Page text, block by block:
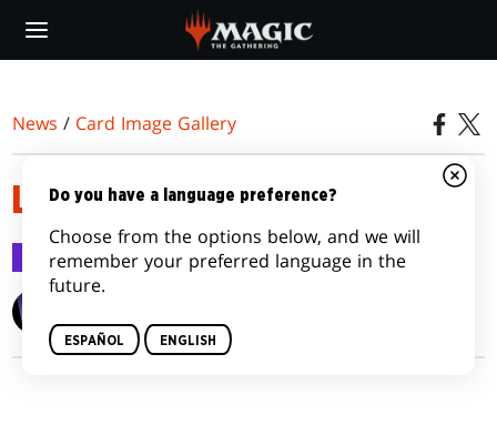
main
News / Card Image Gallery
LUNA DE HORRORES
Card Image Gallery 8 jul 2016
Do you have a language preference?
Choose from the options below, and we will
remember your preferred language in the
future.
ESPAÑOL ENGLISH